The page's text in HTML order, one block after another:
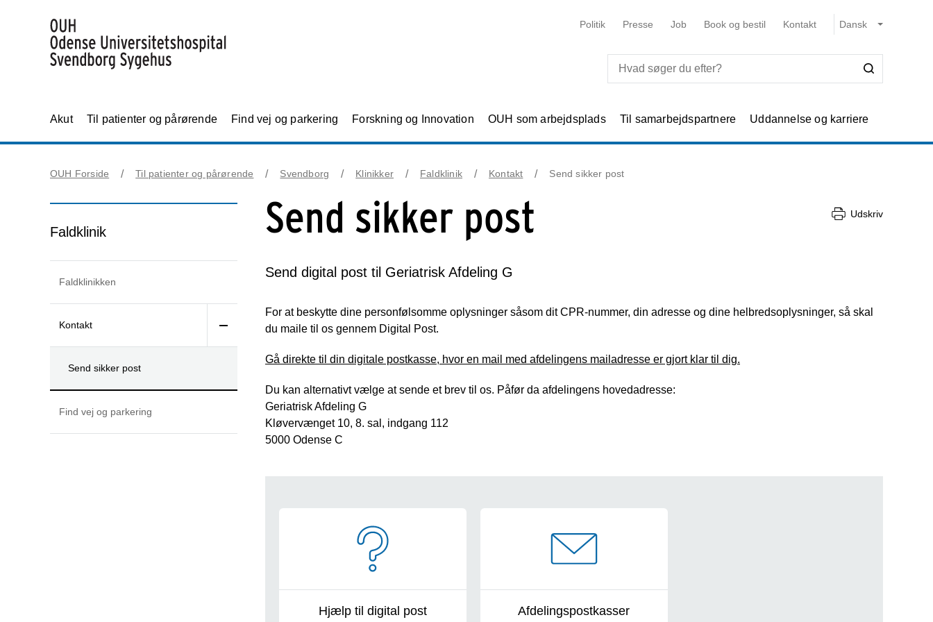
Politik Presse Job Book og bestil Kontakt
Akut Til patienter og pårørende Find vej og parkering Forskning og Innovation OUH som arbejdsplads Til samarbejdspartnere Uddannelse og karriere
OUH Forside Til patienter og pårørende Svendborg Klinikker Faldklinik Kontakt Send sikker post
Faldklinik
Faldklinikken
Kontakt
Send sikker post
Find vej og parkering
Send sikker post Udskriv
Send digital post til Geriatrisk Afdeling G
For at beskytte dine personfølsomme oplysninger såsom dit CPR-nummer, din adresse og dine helbredsoplysninger, så skal
du maile til os gennem Digital Post.
Gå direkte til din digitale postkasse, hvor en mail med afdelingens mailadresse er gjort klar til dig.
Du kan alternativt vælge at sende et brev til os. Påfør da afdelingens hovedadresse:
Geriatrisk Afdeling G
Kløvervænget 10, 8. sal, indgang 112
5000 Odense C
Hjælp til digital post Afdelingspostkasser